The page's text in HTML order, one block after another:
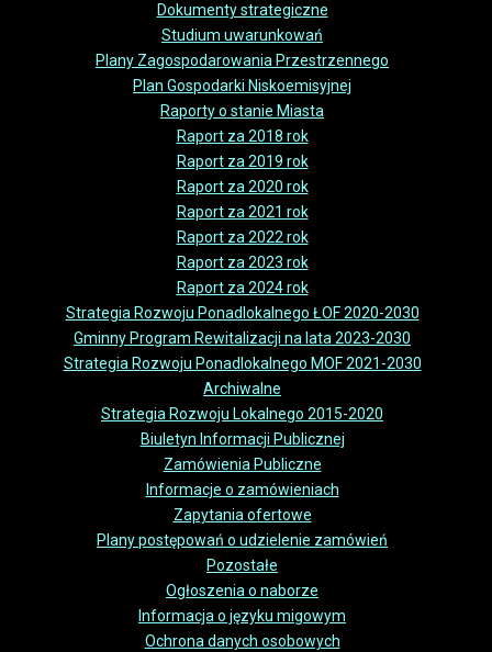
Dokumenty strategiczne
Studium uwarunkowań
Plany Zagospodarowania Przestrzennego
Plan Gospodarki Niskoemisyjnej
Raporty o stanie Miasta
Raport za 2018 rok
Raport za 2019 rok
Raport za 2020 rok
Raport za 2021 rok
Raport za 2022 rok
Raport za 2023 rok
Raport za 2024 rok
Strategia Rozwoju Ponadlokalnego ŁOF 2020-2030
Gminny Program Rewitalizacji na lata 2023-2030
Strategia Rozwoju Ponadlokalnego MOF 2021-2030
Archiwalne
Strategia Rozwoju Lokalnego 2015-2020
Biuletyn Informacji Publicznej
Zamówienia Publiczne
Informacje o zamówieniach
Zapytania ofertowe
Plany postępowań o udzielenie zamówień
Pozostałe
Ogłoszenia o naborze
Informacja o języku migowym
Ochrona danych osobowych